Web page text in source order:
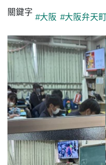
20:00
19:00 龔明鑫
18:00Junior
18:00玩轉中
16:00
台美混
16:00量子運
16:00潮台北
15:10揮毫寫
15:00原台中
關鍵字
#大阪 #大阪弁天